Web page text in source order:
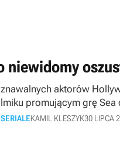
niewidomy
aktorów
promującym grę Sea
KAMIL KLESZYK30 LIPCA